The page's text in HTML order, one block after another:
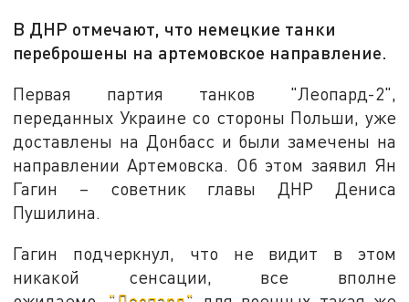
В ДНР отмечают, что немецкие танки
переброшены на артемовское направление.
Первая партия танков "Леопард-2",
переданных Украине со стороны Польши, уже
доставлены на Донбасс и были замечены на
направлении Артемовска. Об этом заявил Ян
Гагин – советник главы ДНР Дениса
Пушилина.
Гагин подчеркнул, что не видит в этом
никакой сенсации, все вполне